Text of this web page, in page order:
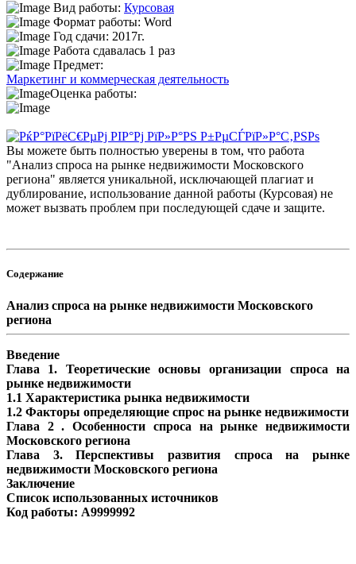
Вид работы: Курсовая
Формат работы: Word
Год сдачи: 2017г.
Работа сдавалась 1 раз
Предмет:
Маркетинг и коммерческая деятельность
Оценка работы:
Вы можете быть полностью уверены в том, что работа
"Анализ спроса на рынке недвижимости Московского
региона" является уникальной, исключающей плагиат и
дублирование, использование данной работы (Курсовая) не
может вызвать проблем при последующей сдаче и защите.
Содержание
Анализ спроса на рынке недвижимости Московского
региона
Введение
Глава 1. Теоретические основы организации спроса на
рынке недвижимости
1.1 Характеристика рынка недвижимости
1.2 Факторы определяющие спрос на рынке недвижимости
Глава 2 . Особенности спроса на рынке недвижимости
Московского региона
Глава 3. Перспективы развития спроса на рынке
недвижимости Московского региона
Заключение
Список использованных источников
Код работы: A9999992